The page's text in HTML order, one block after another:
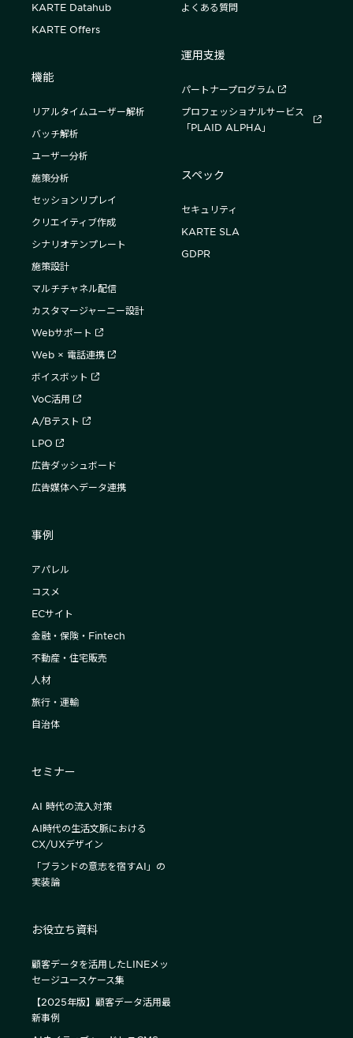
KARTE Datahub
KARTE Offers
機能
リアルタイムユーザー解析
バッチ解析
ユーザー分析
施策分析
セッションリプレイ
クリエイティブ作成
シナリオテンプレート
施策設計
マルチチャネル配信
カスタマージャーニー設計
Webサポート
Web × 電話連携
ボイスボット
VoC活用
A/Bテスト
LPO
広告ダッシュボード
広告媒体へデータ連携
事例
アパレル
コスメ
ECサイト
金融・保険・Fintech
不動産・住宅販売
人材
旅行・運輸
自治体
セミナー
AI 時代の流入対策
AI時代の生活文脈における
CX/UXデザイン
「ブランドの意志を宿すAI」の
実装論
お役立ち資料
顧客データを活用したLINEメッ
セージユースケース集
【2025年版】顧客データ活用最
新事例
よくある質問
運用支援
パートナープログラム
プロフェッショナルサービス
「PLAID ALPHA」
スペック
セキュリティ
KARTE SLA
GDPR